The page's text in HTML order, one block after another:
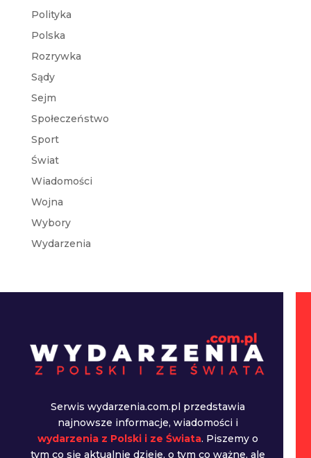
Polityka
Polska
Rozrywka
Sądy
Sejm
Społeczeństwo
Sport
Świat
Wiadomości
Wojna
Wybory
Wydarzenia
Serwis wydarzenia.com.pl przedstawia
najnowsze informacje, wiadomości i
wydarzenia z Polski i ze Świata. Piszemy o
tym co się aktualnie dzieje, o tym co ważne, ale